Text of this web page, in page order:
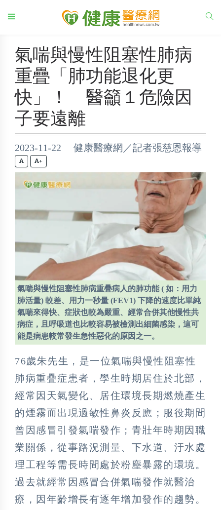
氣喘與慢性阻塞性肺病
重疊「肺功能退化更
快」！ 醫籲１危險因
子要遠離
2023-11-22 健康醫療網／記者張慈恩報導
+
氣喘與慢性阻塞性肺病重疊病人的肺功能 ( 如：用力
肺活量) 較差、用力一秒量 (FEV1) 下降的速度比單純
氣喘來得快、症狀也較為嚴重、經常合併其他慢性共
病症，且呼吸道也比較容易被檢測出細菌感染，這可
能是病患較常發生急性惡化的原因之一。
76歲朱先生，是一位氣喘與慢性阻塞性
肺病重疊症患者，學生時期居住於北部，
經常因天氣變化、居住環境長期燃燒產生
的煙霧而出現過敏性鼻炎反應；服役期間
曾因感冒引發氣喘發作；青壯年時期因職
業關係，從事路況測量、下水道、汙水處
理工程等需長時間處於粉塵暴露的環境。
過去就經常因感冒合併氣喘發作就醫治
療，因年齡增長有逐年增加發作的趨勢。